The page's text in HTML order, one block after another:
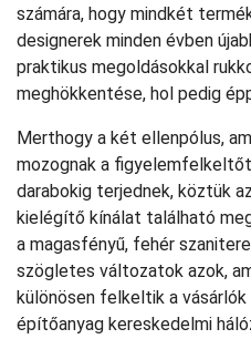
számára, hogy mindkét
designerek minden évben
praktikus megoldásokkal
meghökkentése, hol pedig
Merthogy a két ellenpólus,
mozognak a
darabokig terjednek, köztük
kielégítő kínálat található
a magasfényű, fehér
szögletes változatok azok,
különösen felkeltik a
építőanyag kereskedelmi